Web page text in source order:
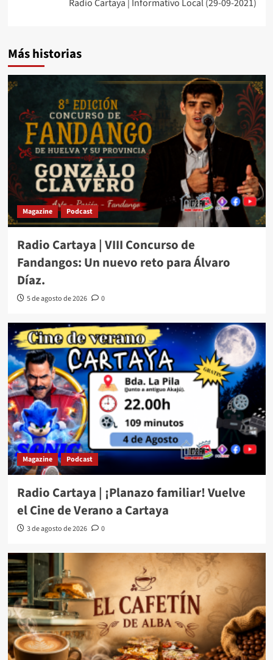
Radio Cartaya | Informativo Local (29-09-2021)
Más historias
Magazine Podcast
Radio Cartaya | VIII Concurso de
Fandangos: Un nuevo reto para Álvaro
Díaz.
5 de agosto de 2026 0
Magazine Podcast
Radio Cartaya | ¡Planazo familiar! Vuelve
el Cine de Verano a Cartaya
3 de agosto de 2026 0